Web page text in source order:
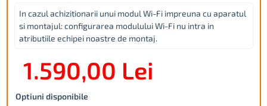
In cazul achizitionarii unui modul Wi-Fi impreuna cu aparatul
si montajul: configurarea modulului Wi-Fi nu intra in
atributiile echipei noastre de montaj.
1.590,00 Lei
Optiuni disponibile